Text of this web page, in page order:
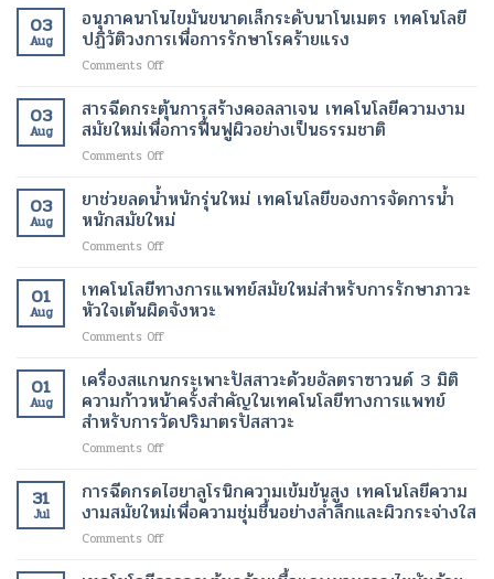
ของ
ผู้
ป่วย
ที่
กระจ่าง
ดี
ขึ้น
ใหม่
เพื่อ
การ
ปรับ
ร่าง
และ
โดย
ไม่
ต้อง
บำบัด
ด้วย
เซลล์
ต้น
ฟื้นฟู
เนื้อเยื่อ
ให้
กลับ
ตาม
ปกติ
อีก
เทคโนโลยี
ทางการ
แพทย์
สมัย
03
Aug
อนุภาคนาโนไขมันขนาดเล็กระดับนาโนเมตร เทคโนโลยี
ปฏิวัติวงการเพื่อการรักษาโรคร้ายแรง
Comments Offon
นาโน
ไข
มัน
ขนาด
ระดับ
นาโน
วงการ
เพื่อ
ร้าย
แรง
03
Aug
สารฉีดกระตุ้นการสร้างคอลลาเจน เทคโนโลยีความงาม
สมัยใหม่เพื่อการฟื้นฟูผิวอย่างเป็นธรรมชาติ
Comments Offon
ฉีด
กระตุ้น
การ
สร้าง
ล
ลา
งาม
สมัย
ใหม่
ผิว
อย่าง
เป็น
03
Aug
ยาช่วยลดน้ำหนักรุ่นใหม่ เทคโนโลยีของการจัดการน้ำ
หนักสมัยใหม่
Comments Offon
ช่วย
ลด
น้ำ
หนัก
ใหม่
เทคโนโลยี
ของ
การ
จัดการ
หนัก
สมัย
01
Aug
เทคโนโลยีทางการแพทย์สมัยใหม่สำหรับการรักษาภาวะ
หัวใจเต้นผิดจังหวะ
Comments Offon
ทางการ
แพทย์
สมัย
ใหม่
สำหรับ
รักษา
ภาวะ
หัวใจ
เต้น
01
Aug
เครื่องสแกนกระเพาะปัสสาวะด้วยอัลตราซาวนด์ 3 มิติ
ความก้าวหน้าครั้งสำคัญในเทคโนโลยีทางการแพทย์
สำหรับการวัดปริมาตรปัสสาวะ
Comments Offon
สแกน
กระเพาะ
ปัสสาวะ
ด้วย
31
Jul
การฉีดกรดไฮยาลูโรนิกความเข้มข้นสูง เทคโนโลยีความ
งามสมัยใหม่เพื่อความชุ่มชื้นอย่างล้ำลึกและผิวกระจ่างใส
Comments Offon
ฉีด